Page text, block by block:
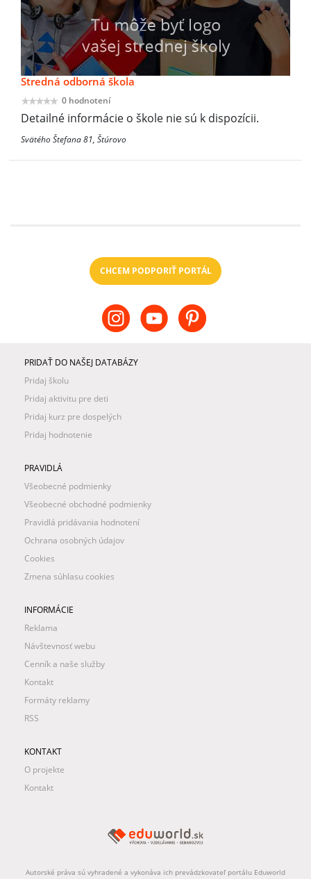
Stredná odborná škola
0 hodnotení
Detailné informácie o škole nie sú k dispozícii.
Svätého Štefana 81, Štúrovo
CHCEM PODPORIŤ PORTÁL
PRIDAŤ DO NAŠEJ DATABÁZY
Pridaj školu
Pridaj aktivitu pre deti
Pridaj kurz pre dospelých
Pridaj hodnotenie
PRAVIDLÁ
Všeobecné podmienky
Všeobecné obchodné podmienky
Pravidlá pridávania hodnotení
Ochrana osobných údajov
Cookies
Zmena súhlasu cookies
INFORMÁCIE
Reklama
Návštevnosť webu
Cenník a naše služby
Kontakt
Formáty reklamy
RSS
KONTAKT
O projekte
Kontakt
Autorské práva sú vyhradené a vykonáva ich prevádzkovateľ portálu Eduworld